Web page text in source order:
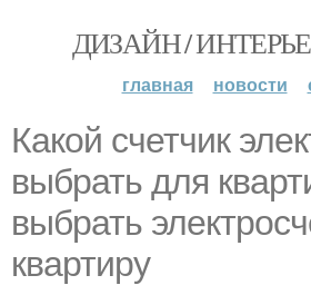
ДИЗАЙН /
главная новости
Какой счетчик
выбрать для
выбрать
квартиру